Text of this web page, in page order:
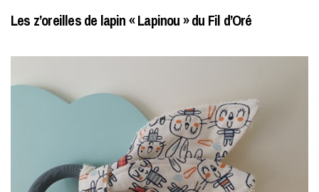
Les z’oreilles de lapin « Lapinou » du Fil d’Oré